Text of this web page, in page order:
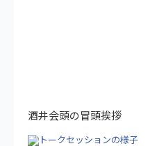
酒井会頭の冒頭挨拶